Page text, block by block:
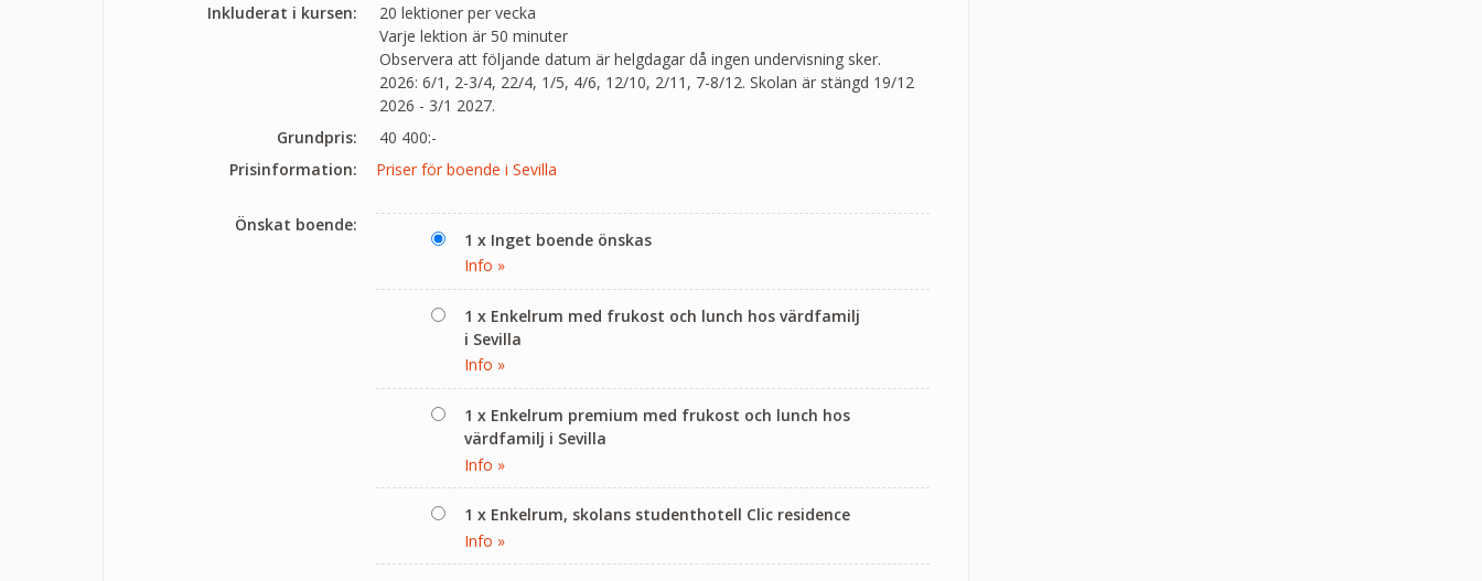
Inkluderat i kursen:
20 lektioner per vecka
Varje lektion är 50 minuter
Observera att följande datum är helgdagar då ingen undervisning sker.
2026: 6/1, 2-3/4, 22/4, 1/5, 4/6, 12/10, 2/11, 7-8/12. Skolan är stängd 19/12
2026 - 3/1 2027.
Grundpris:
40 400:-
Prisinformation:
Priser för boende i Sevilla
Önskat boende:
1 x Inget boende önskas
Info »
1 x Enkelrum med frukost och lunch hos värdfamilj
i Sevilla
Info »
1 x Enkelrum premium med frukost och lunch hos
värdfamilj i Sevilla
Info »
1 x Enkelrum, skolans studenthotell Clic residence
Info »